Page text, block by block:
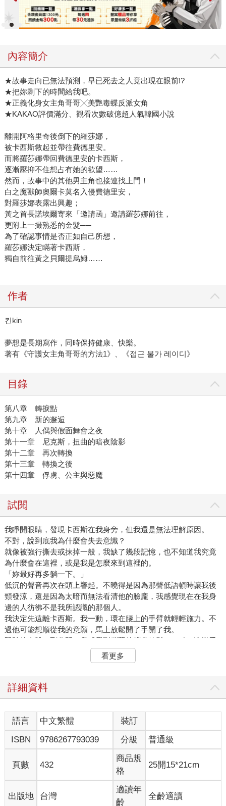
內容簡介
★故事走向已無法預測，早已死去之人竟出現在眼前!?
★把妳剩下的時間給我吧。
★正義化身女主角哥哥╳美艷毒蝶反派女角
★KAKAO評價滿分、觀看次數破億超人氣韓國小說
離開阿格里奇後倒下的羅莎娜，
被卡西斯救起並帶往費德里安。
而將羅莎娜帶回費德里安的卡西斯，
逐漸壓抑不住想占有她的欲望……
然而，故事中的其他男主角也接連找上門！
白之魔獸師奧爾卡莫名入侵費德里安，
對羅莎娜表露出興趣；
黃之首長諾埃爾寄來「邀請函」邀請羅莎娜前往，
更附上一撮熟悉的金髮──
為了確認事情是否正如自己所想，
羅莎娜決定瞞著卡西斯，
獨自前往黃之貝爾提烏姆……
作者
킨kin
夢想是長期寫作，同時保持健康、快樂。
著有《守護女主角哥哥的方法1》、《접근 불가 레이디》
目錄
第八章 轉捩點
第九章 新的邂逅
第十章 人偶與假面舞會之夜
第十一章 尼克斯，扭曲的暗夜陰影
第十二章 再次轉換
第十三章 轉換之後
第十四章 俘虜、公主與惡魔
試閱
我睜開眼睛，發現卡西斯在我身旁，但我還是無法理解原因。
不對，說到底我為什麼會失去意識？
就像被強行撕去或抹掉一般，我缺了幾段記憶，也不知道我究竟
為什麼會在這裡，或是我是怎麼來到這裡的。
「妳最好再多躺一下。」
低沉的聲音再次在頭上響起。不曉得是因為那聲低語頓時讓我後
頸發涼，還是因為太暗而無法看清他的臉龐，我感覺現在在我身
邊的人彷彿不是我所認識的那個人。
我決定先遠離卡西斯。我一動，環在腰上的手臂就輕輕施力。不
過他可能想順從我的意願，馬上放鬆開了手開了我。
緊貼的身體一剛分開，我感覺到繃緊的腦袋放鬆了一點。這樣看
來，我剛才是躺在卡西斯的腿上。
痛。感覺就像好幾天來第一次開口說話。
這時，突然有一小片記憶碎片像在水中擴散暈開的墨水，在一片
空白的腦海中擴散開來。
『姊姊……妳也要丟下我嗎？』
那一刻，我頭痛欲裂。我用手扶著額頭，緩緩閉上眼再睜開……
難怪我不怎麼想回憶起那些。
卡西斯靜靜凝視著我。馬車裡很昏暗，但我的眼睛已經適應了黑
暗，能輕鬆看清所以沒有造成任何阻礙，很輕易地就能清楚就看
到了他的表情。
看更多
詳細資料
語言 中文繁體
裝訂
ISBN
9786267793039 分級 普通級
頁數 432
商品規
格
25開15*21cm
出版地 台灣
適讀年
齡
全齡適讀